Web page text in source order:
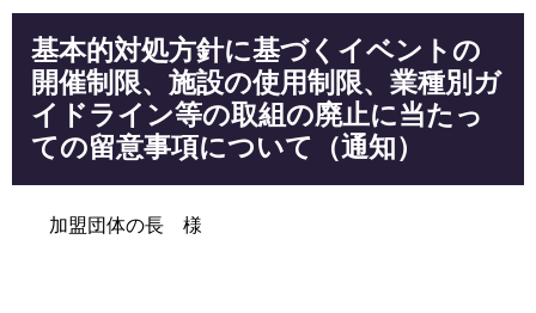
基本的対処方針に基づくイベントの
開催制限、施設の使用制限、業種別ガ
イドライン等の取組の廃止に当たっ
ての留意事項について（通知）
加盟団体の長 様